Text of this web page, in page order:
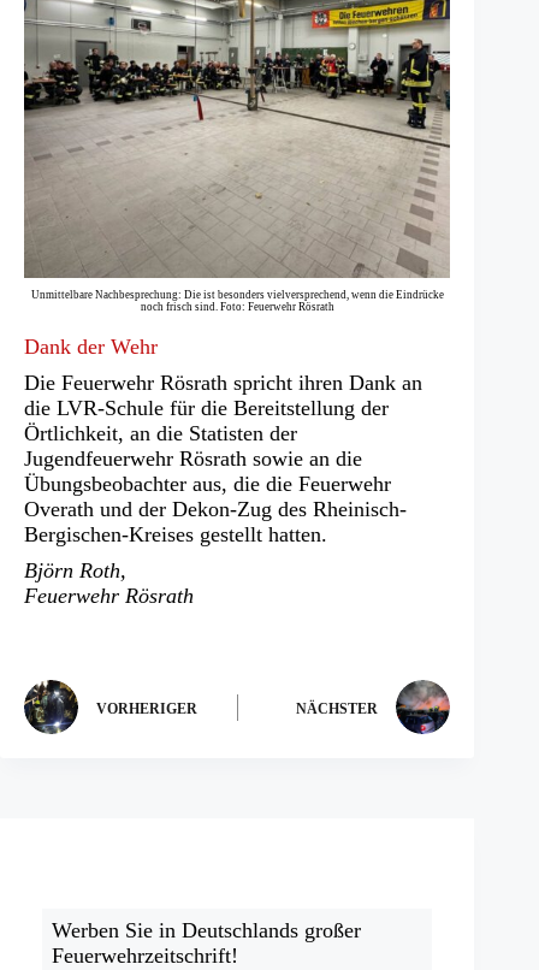
Unmittelbare Nachbesprechung: Die ist besonders vielversprechend, wenn die Eindrücke
noch frisch sind. Foto: Feuerwehr Rösrath
Dank der Wehr
Die Feuerwehr Rösrath spricht ihren Dank an
die LVR-Schule für die Bereitstellung der
Örtlichkeit, an die Statisten der
Jugendfeuerwehr Rösrath sowie an die
Übungsbeobachter aus, die die Feuerwehr
Overath und der Dekon-Zug des Rheinisch-
Bergischen-Kreises gestellt hatten.
Björn Roth,
Feuerwehr Rösrath
VORHERIGER NÄCHSTER
Werben Sie in Deutschlands großer
Feuerwehrzeitschrift!